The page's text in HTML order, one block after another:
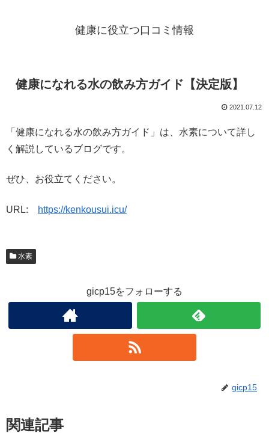
健康に役立つ口コミ情報
健康になれる水の飲み方ガイド【決定版】
2021.07.12
「健康になれる水の飲み方ガイド」は、水素について詳し
く解説しているブログです。
ぜひ、お役立てください。
URL: https://kenkousui.icu/
水素
gicp15をフォローする
gicp15
関連記事